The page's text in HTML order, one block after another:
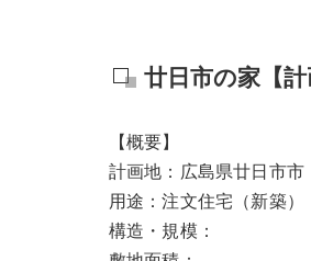
廿日市の家【
【概要】
計画地：広島県廿日市市
用途：注文住宅（新築）
構造・規模：